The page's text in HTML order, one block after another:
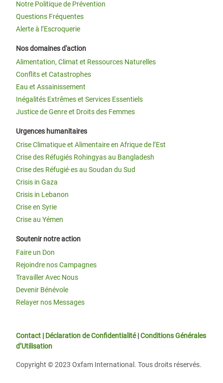
Notre Politique de Prévention
Questions Fréquentes
Alerte à l’Escroquerie
Nos domaines d'action
Alimentation, Climat et Ressources Naturelles
Conflits et Catastrophes
Eau et Assainissement
Inégalités Extrêmes et Services Essentiels
Justice de Genre et Droits des Femmes
Urgences humanitaires
Crise Climatique et Alimentaire en Afrique de l’Est
Crise des Réfugiés Rohingyas au Bangladesh
Crise des Réfugié·es au Soudan du Sud
Crisis in Gaza
Crisis in Lebanon
Crise en Syrie
Crise au Yémen
Soutenir notre action
Faire un Don
Rejoindre nos Campagnes
Travailler Avec Nous
Devenir Bénévole
Relayer nos Messages
Contact | Déclaration de Confidentialité|Conditions Générales
d’Utilisation
Copyright © 2023 Oxfam International. Tous droits réservés.